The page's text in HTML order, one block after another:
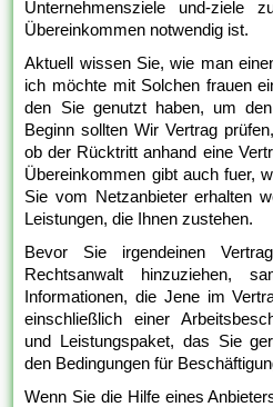
Unternehmensziele und-ziele
Übereinkommen notwendig ist.
Aktuell wissen Sie, wie man
ich möchte mit Solchen frauen
den Sie genutzt haben, um
Beginn sollten Wir Vertrag
ob der Rücktritt anhand eine
Übereinkommen gibt auch fuer,
Sie vom Netzanbieter erhalten
Leistungen, die Ihnen zustehen.
Bevor Sie irgendeinen
Rechtsanwalt hinzuziehen,
Informationen, die Jene im
einschließlich einer
und Leistungspaket, das Sie
den Bedingungen für
Wenn Sie die Hilfe eines